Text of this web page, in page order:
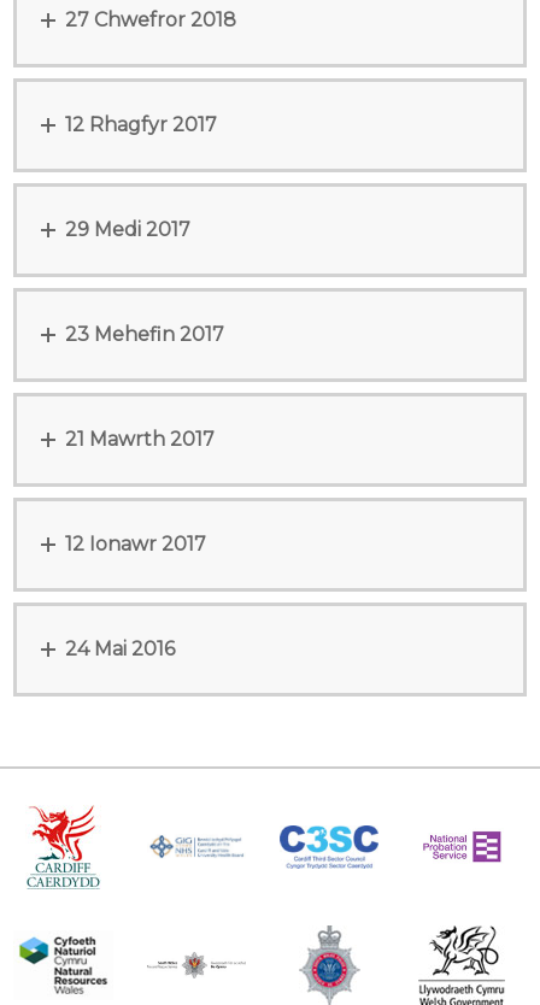
27 Chwefror 2018
12 Rhagfyr 2017
29 Medi 2017
23 Mehefin 2017
21 Mawrth 2017
12 Ionawr 2017
24 Mai 2016